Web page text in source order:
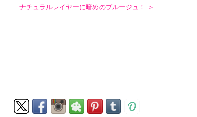
ナチュラルレイヤーに暗めのブルージュ！ ＞